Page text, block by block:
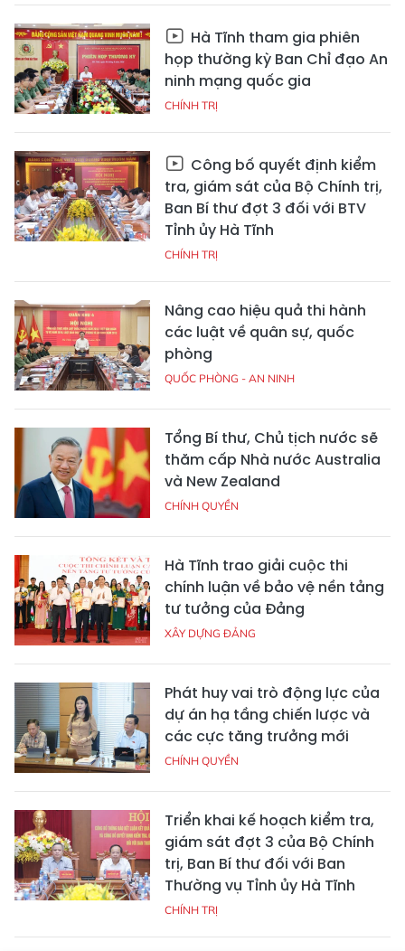
Hà Tĩnh tham gia phiên
họp thường kỳ Ban Chỉ đạo An
ninh mạng quốc gia
CHÍNH TRỊ
Công bố quyết định kiểm
tra, giám sát của Bộ Chính trị,
Ban Bí thư đợt 3 đối với BTV
Tỉnh ủy Hà Tĩnh
CHÍNH TRỊ
Nâng cao hiệu quả thi hành
các luật về quân sự, quốc
phòng
QUỐC PHÒNG - AN NINH
Tổng Bí thư, Chủ tịch nước sẽ
thăm cấp Nhà nước Australia
và New Zealand
CHÍNH QUYỀN
Hà Tĩnh trao giải cuộc thi
chính luận về bảo vệ nền tảng
tư tưởng của Đảng
XÂY DỰNG ĐẢNG
Phát huy vai trò động lực của
dự án hạ tầng chiến lược và
các cực tăng trưởng mới
CHÍNH QUYỀN
Triển khai kế hoạch kiểm tra,
giám sát đợt 3 của Bộ Chính
trị, Ban Bí thư đối với Ban
Thường vụ Tỉnh ủy Hà Tĩnh
CHÍNH TRỊ